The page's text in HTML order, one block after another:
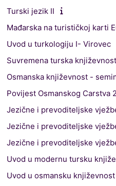
Turski jezik II
Mađarska na turističkoj karti
Uvod u turkologiju I- Virovec
Suvremena turska
Osmanska književnost -
Povijest Osmanskog Carstva
Jezične i prevoditeljske
Jezične i prevoditeljske
Jezične i prevoditeljske
Uvod u modernu tursku
Uvod u osmansku